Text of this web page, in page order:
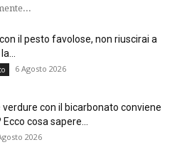
il pesto favolose, non riuscirai a
6 Agosto 2026
verdure con il bicarbonato conviene
cosa sapere...
2026